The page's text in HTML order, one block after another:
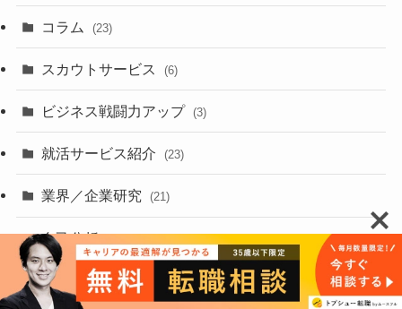
コラム (23)
スカウトサービス (6)
ビジネス戦闘力アップ (3)
就活サービス紹介 (23)
業界／企業研究 (21)
自己分析
転職成功体験談